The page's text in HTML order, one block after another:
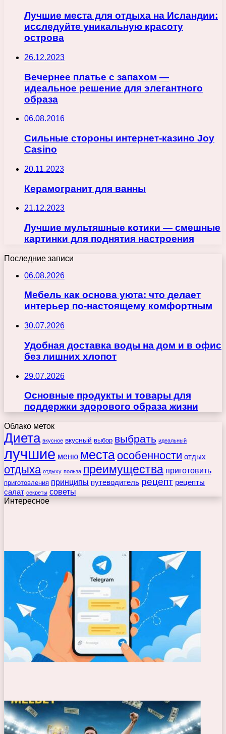
Лучшие места для отдыха на Исландии:
исследуйте уникальную красоту
острова
26.12.2023
Вечернее платье с запахом —
идеальное решение для элегантного
образа
06.08.2016
Сильные стороны интернет-казино Joy
Casino
20.11.2023
Керамогранит для ванны
21.12.2023
Лучшие мультяшные котики — смешные
картинки для поднятия настроения
Последние записи
06.08.2026
Мебель как основа уюта: что делает
интерьер по-настоящему комфортным
30.07.2026
Удобная доставка воды на дом и в офис
без лишних хлопот
29.07.2026
Основные продукты и товары для
поддержки здорового образа жизни
Облако меток
Диета вкусное вкусный выбор выбрать идеальный
лучшие меню места особенности отдых
отдыха отдыху польза преимущества приготовить
приготовления принципы путеводитель рецепт рецепты
салат секреты советы
Интересное